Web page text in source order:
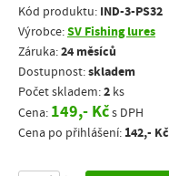
Kód produktu: IND-3-PS32
Výrobce:SV Fishing lures
Záruka:24 měsíců
Dostupnost:skladem
Počet skladem:2 ks
Cena: 149,- Kčs DPH
Cena po přihlášení: 142,- Kč